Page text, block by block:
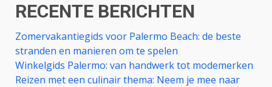
RECENTE BERICHTEN
Zomervakantiegids voor Palermo Beach: de beste
stranden en manieren om te spelen
Winkelgids Palermo: van handwerk tot modemerken
Reizen met een culinair thema: Neem je mee naar